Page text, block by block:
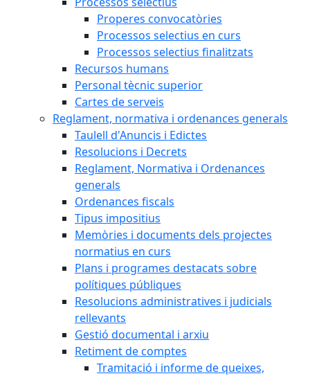
Properes convocatòries
Processos selectius en curs
Processos selectius finalitzats
Recursos humans
Personal tècnic superior
Cartes de serveis
Reglament, normativa i ordenances generals
Taulell d'Anuncis i Edictes
Resolucions i Decrets
Reglament, Normativa i Ordenances
generals
Ordenances fiscals
Tipus impositius
Memòries i documents dels projectes
normatius en curs
Plans i programes destacats sobre
polítiques públiques
Resolucions administratives i judicials
rellevants
Gestió documental i arxiu
Retiment de comptes
Tramitació i informe de queixes,